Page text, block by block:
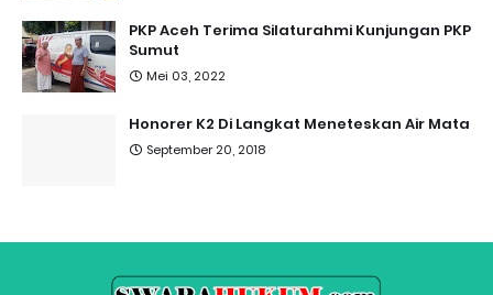
PKP Aceh Terima Silaturahmi Kunjungan PKP
Sumut
Mei 03, 2022
Honorer K2 Di Langkat Meneteskan Air Mata
September 20, 2018